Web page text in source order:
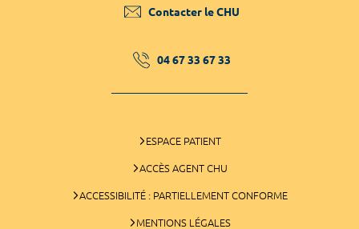
Contacter le CHU
04 67 33 67 33
ESPACE PATIENT
ACCÈS AGENT CHU
ACCESSIBILITÉ : PARTIELLEMENT CONFORME
MENTIONS LÉGALES